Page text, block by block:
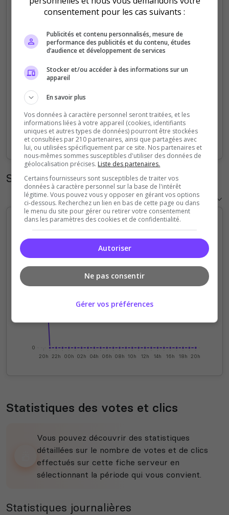
0
20
30
Sep Oct Nov Dec Jan Feb Mar Apr May Jun Jul Aug
Statistiques horaires
0
0.5
0.75
1
20h 22h 00h 02h 04h 06h 08h 10h 12h 14h 16h 18h 20h
Statistiques des votes et clics
Vous pouvez découvrir des statistiques
détaillées sur le nombre de votes et de clics
effectués sur cette fiche serveur en
sélectionnant la période qui vous convient.
Statistiques journalières
consentement pour les cas suivants :
Publicités et contenu personnalisés, mesure de
performance des publicités et du contenu, études
d’audience et développement de services
Stocker et/ou accéder à des informations sur un
appareil
En savoir plus
Vos données à caractère personnel seront traitées, et les
informations liées à votre appareil (cookies, identifiants
uniques et autres types de données) pourront être stockées
et consultées par 210 partenaires, ainsi que partagées avec
lui, ou utilisées spécifiquement par ce site. Nos partenaires et
nous-mêmes sommes susceptibles d'utiliser des données de
géolocalisation précises. Liste des partenaires.
Certains fournisseurs sont susceptibles de traiter vos
données à caractère personnel sur la base de l'intérêt
légitime. Vous pouvez vous y opposer en gérant vos options
ci-dessous. Recherchez un lien en bas de cette page ou dans
le menu du site pour gérer ou retirer votre consentement
dans les paramètres des cookies et de confidentialité.
Autoriser
Ne pas consentir
Gérer vos préférences